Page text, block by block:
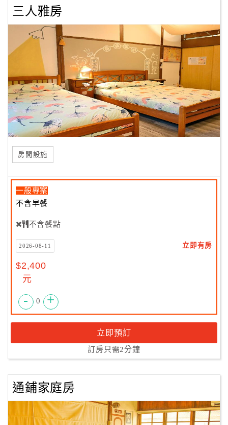
三人雅房
房間設施
一般專案
不含早餐
不含餐點
2026-08-11 立即有房
$2,400
元
- 0 +
立即預訂
訂房只需2分鐘
通鋪家庭房